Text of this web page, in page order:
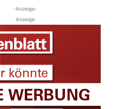
-Anzeige-
Anzeige